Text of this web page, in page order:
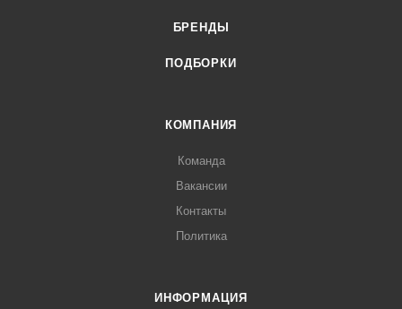
БРЕНДЫ
ПОДБОРКИ
КОМПАНИЯ
Команда
Вакансии
Контакты
Политика
ИНФОРМАЦИЯ